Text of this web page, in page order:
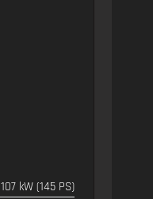
107 kW (145 PS)